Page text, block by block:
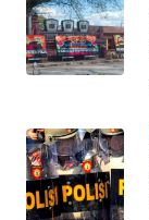
WN
BOGOR
WN
DEPOK
WN